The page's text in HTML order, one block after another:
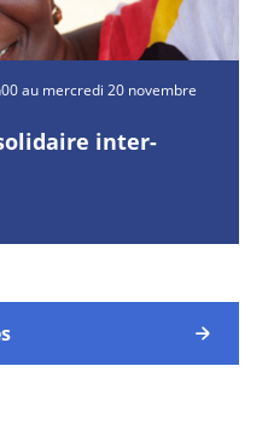
au mercredi 20 novembre
inter-